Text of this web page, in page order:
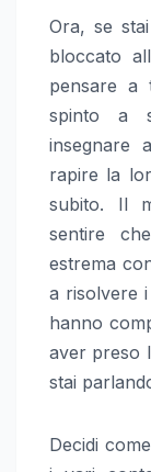
Ora, se
bloccato
pensare
spinto a
insegnare
rapire la
subito. Il
sentire
estrema
a risolvere
hanno
aver preso
stai
Decidi